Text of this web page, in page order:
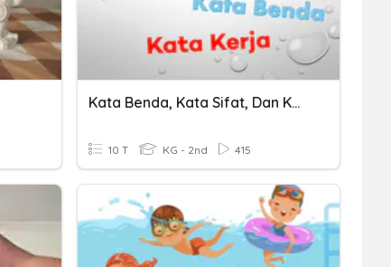
Kata Benda, Kata Sifat, Dan Kata Kerja
10 T KG - 2nd 415